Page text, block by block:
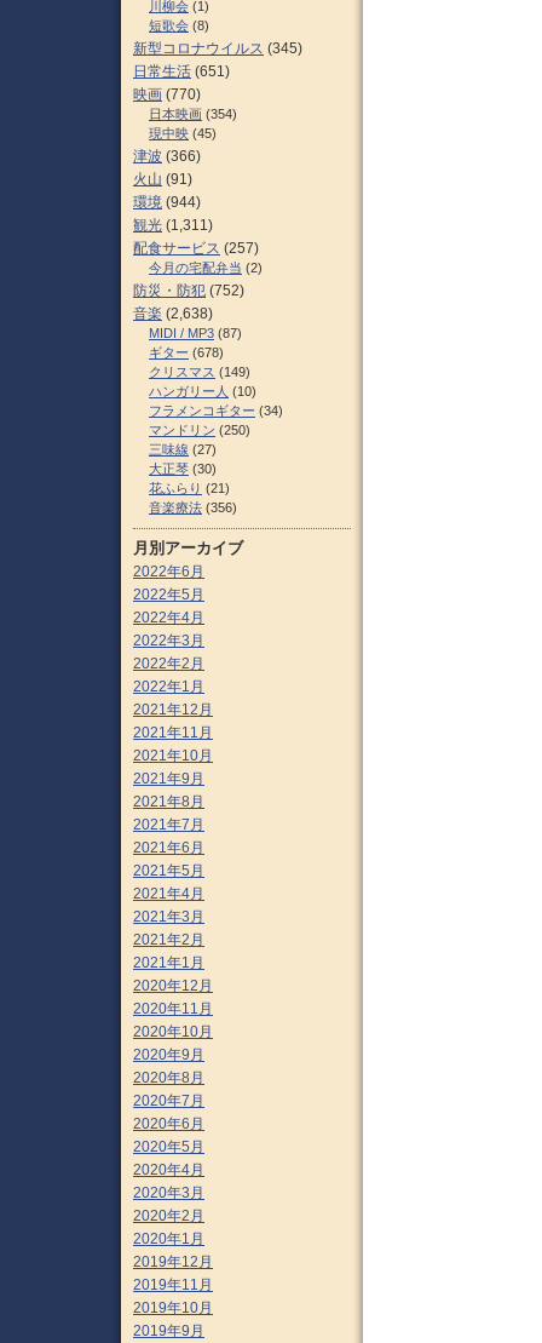
川柳会 (1)
短歌会 (8)
新型コロナウイルス (345)
日常生活 (651)
映画 (770)
日本映画 (354)
現中映 (45)
津波 (366)
火山 (91)
環境 (944)
観光 (1,311)
配食サービス (257)
今月の宅配弁当 (2)
防災・防犯 (752)
音楽 (2,638)
MIDI / MP3 (87)
ギター (678)
クリスマス (149)
ハンガリー人 (10)
フラメンコギター (34)
マンドリン (250)
三味線 (27)
大正琴 (30)
花ふらり (21)
音楽療法 (356)
月別アーカイブ
2022年6月
2022年5月
2022年4月
2022年3月
2022年2月
2022年1月
2021年12月
2021年11月
2021年10月
2021年9月
2021年8月
2021年7月
2021年6月
2021年5月
2021年4月
2021年3月
2021年2月
2021年1月
2020年12月
2020年11月
2020年10月
2020年9月
2020年8月
2020年7月
2020年6月
2020年5月
2020年4月
2020年3月
2020年2月
2020年1月
2019年12月
2019年11月
2019年10月
2019年9月